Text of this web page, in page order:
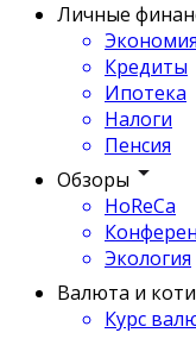
Личные
Экономия
Кредиты
Ипотека
Налоги
Пенсия
Обзоры
HoReCa
Экология
Валюта и
Курс